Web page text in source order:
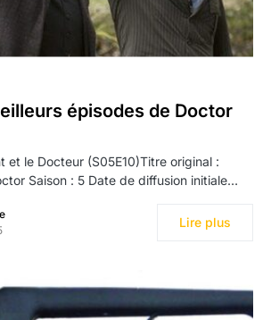
épisodes de Doctor
et le Docteur (S05E10)Titre original :
Saison : 5 Date de diffusion initiale…
Lire plus